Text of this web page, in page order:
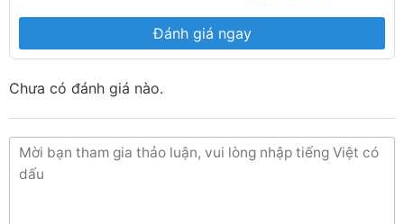
Đánh giá ngay
Chưa có đánh giá nào.